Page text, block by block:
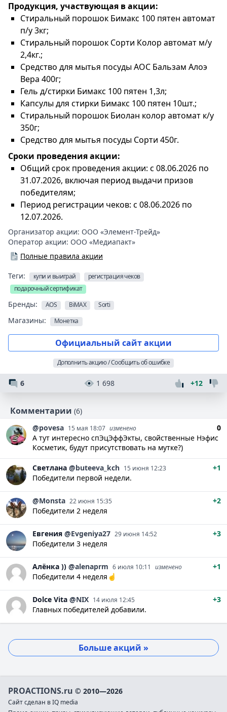
Продукция, участвующая в акции:
Стиральный порошок Бимакс 100 пятен автомат
п/у 3кг;
Стиральный порошок Сорти Колор автомат м/у
2,4кг.;
Средство для мытья посуды АОС Бальзам Алоэ
Вера 400г;
Гель д/стирки Бимакс 100 пятен 1,3л;
Капсулы для стирки Бимакс 100 пятен 10шт.;
Стиральный порошок Биолан колор автомат к/у
350г;
Средство для мытья посуды Сорти 450г.
Сроки проведения акции:
Общий срок проведения акции: с 08.06.2026 по
31.07.2026, включая период выдачи призов
победителям;
Период регистрации чеков: с 08.06.2026 по
12.07.2026.
Организатор акции: ООО «Элемент-Трейд»
Оператор акции: ООО «Медиапакт»
Полные правила акции
Теги: купи и выиграй
регистрация чеков
подарочный сертификат
Бренды: AOS BiMAX Sorti
Магазины: Монетка
Официальный сайт акции
Дополнить акцию / Сообщить об ошибке
6 1 698 +12
Комментарии (6)
@povesa 15 мая 18:07 изменено
0
А тут интересно спЭцЭффЭкты, свойственные Нэфис
Косметик, будут присутствовать на мутке?)
Светлана @buteeva_kch 15 июня 12:23
+1
Победители первой недели.
@Monsta 22 июня 15:35
+2
Победители 2 неделя
Евгения @Evgeniya27 29 июня 14:52
+3
Победители 3 неделя
Алёнка )) @alenaprm 6 июля 10:11 изменено
+1
Победители 4 неделя☝️
Dolce Vita @NIX 14 июля 12:45
+3
Главных победителей добавили.
Больше акций »
PROACTIONS.ru © 2010—2026
Сайт сделан в IQ media